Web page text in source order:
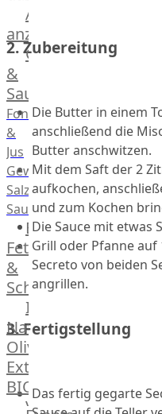
Hot
Dog
Brötchen
Desserts
Alle
anzeigen
Gewürze
&
Saucen
Fonds
&
Jus
Gewürze
Salz
Saucen
Butter,
Fett
&
Schmalz
ItalianBar
Natives
Olivenöl
Extra
BIO
Veggie
2. Zubereitung
Die Butter in einem
anschließend die
Butter anschwitzen.
Mit dem Saft der 2
aufkochen,
und zum Kochen
Die Sauce mit etwas
Grill oder Pfanne auf
Secreto von beiden
angrillen.
3. Fertigstellung
Das fertig gegarte